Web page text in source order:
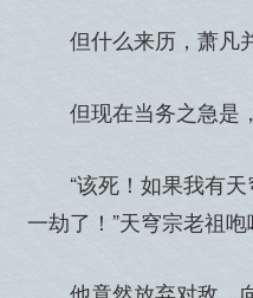
但什么来历，萧凡
但现在当务之急是
“该死！如果我有
一劫了！”天穹宗老祖咆